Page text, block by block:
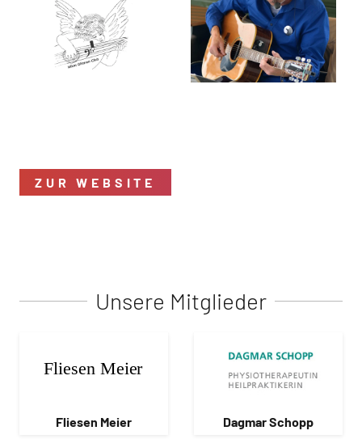
ZUR WEBSITE
Unsere Mitglieder
Fliesen Meier Dagmar Schopp